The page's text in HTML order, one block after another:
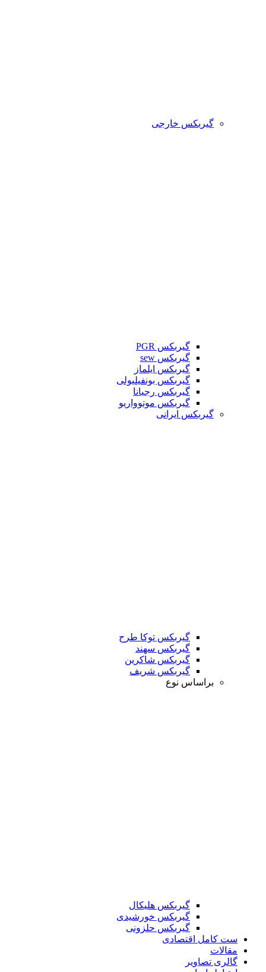
گیربکس خارجی
گیربکس PGR
گیربکس sew
گیربکس ایلماز
گیربکس بونفیلیولی
گیربکس رجیانا
گیربکس موتوواریو
گیربکس ایرانی
گیربکس توکا طرح
گیربکس سهند
گیربکس شاکرین
گیربکس شریف
براساس نوع
گیربکس هلیکال
گیربکس خورشیدی
گیربکس حلزونی
ست کامل اقتصادی
مقالات
گالری تصاویر